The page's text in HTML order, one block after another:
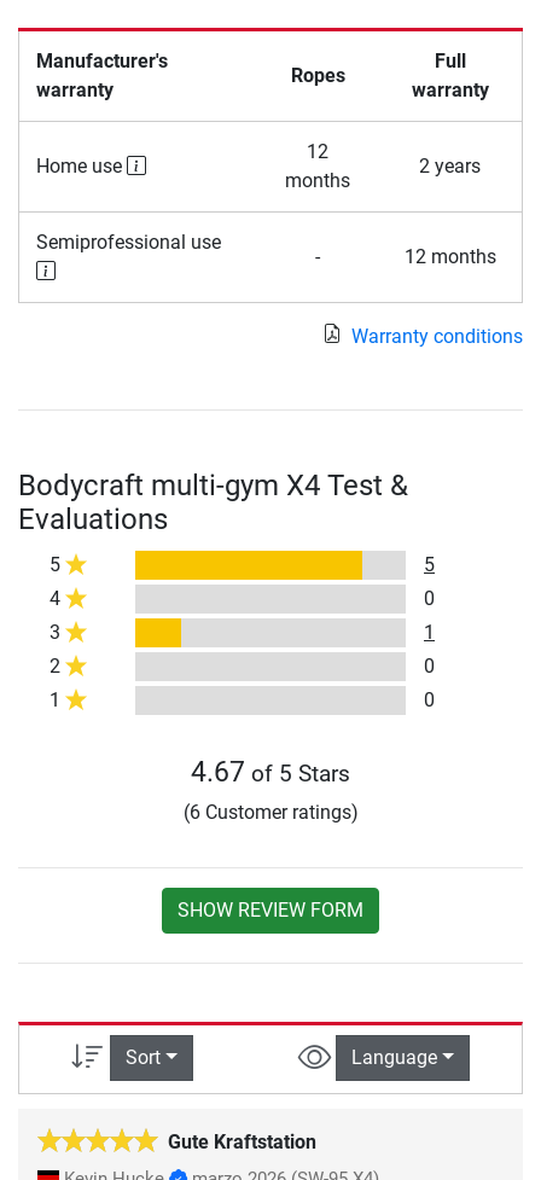
Manufacturer's
warranty
Ropes
Full
warranty
Home use
12
months
2 years
Semiprofessional use
- 12 months
Warranty conditions
Bodycraft multi-gym X4 Test &
Evaluations
5
5
4
0
3
1
2
0
1
0
4.67 of 5 Stars
(6 Customer ratings)
SHOW REVIEW FORM
Sort Language
Gute Kraftstation